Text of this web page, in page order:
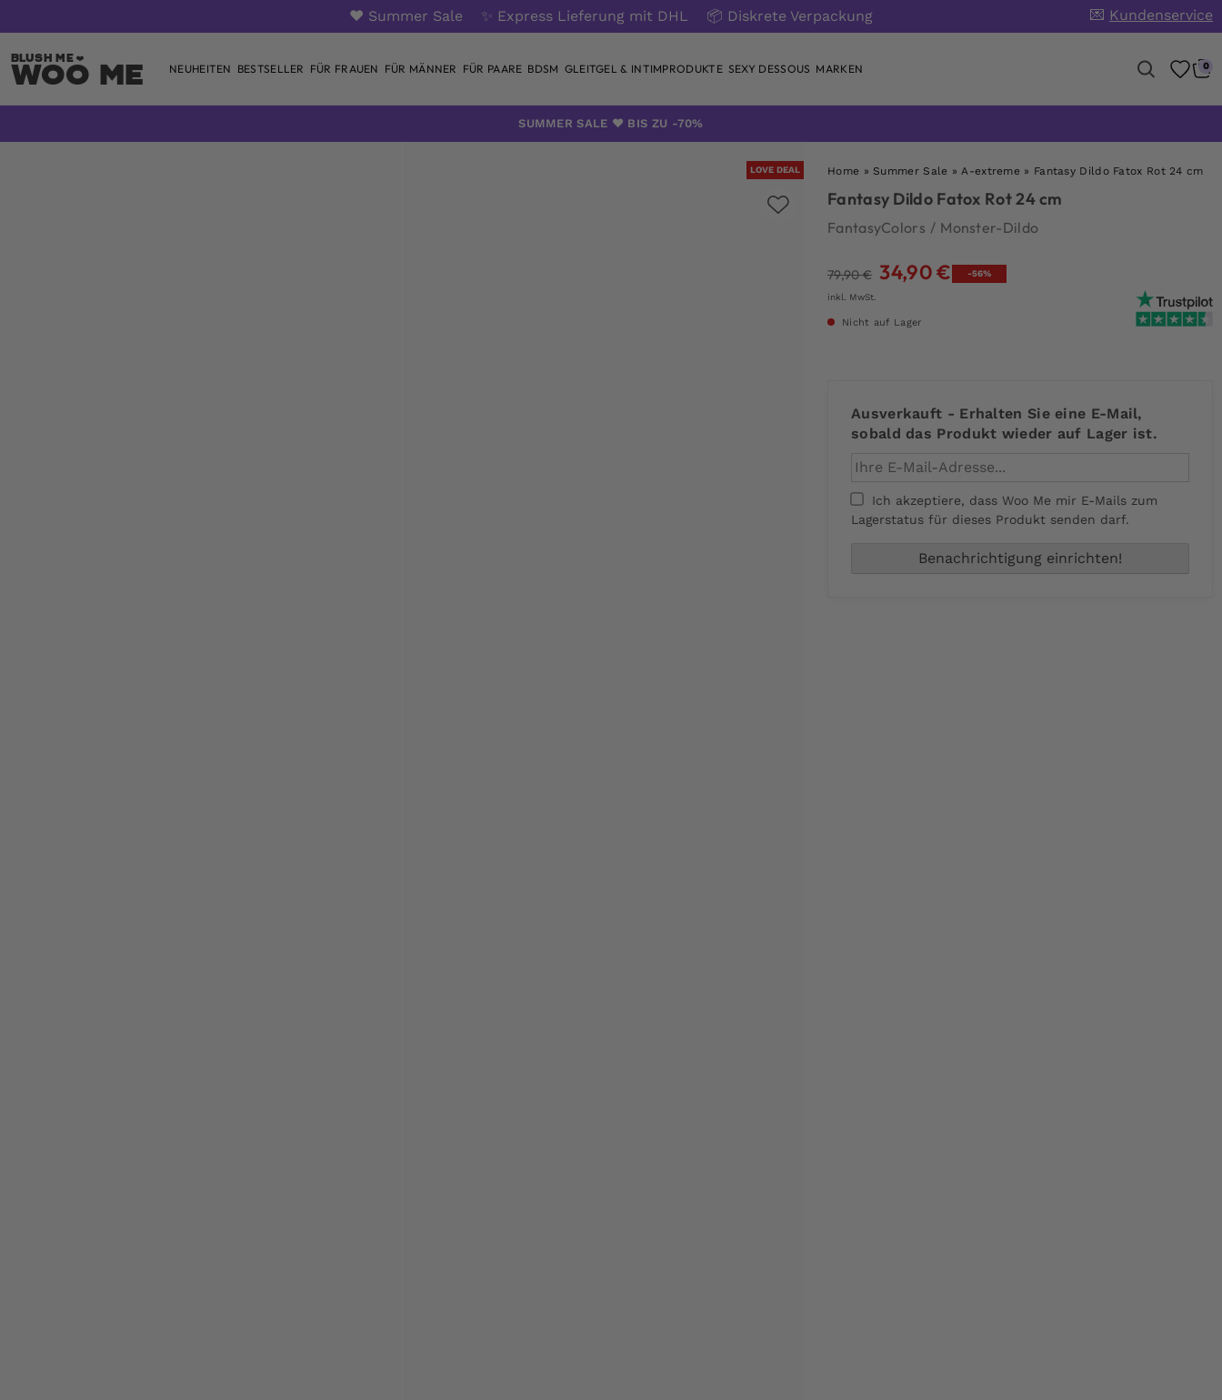
❤️ Summer Sale ✨ Express Lieferung mit DHL 📦 Diskrete Verpackung 💌 Kundenservice
Woo Me NEUHEITEN BESTSELLER FÜR FRAUEN FÜR MÄNNER FÜR PAARE BDSM GLEITGEL & INTIMPRODUKTE SEXY DESSOUS MARKEN 0
SUMMER SALE ❤️ BIS ZU -70%
LOVE DEAL Home »Summer Sale »A-extreme » Fantasy Dildo Fatox Rot 24 cm
Fantasy Dildo Fatox Rot 24 cm
FantasyColors / Monster-Dildo
79,90€ Ursprünglicher
79,90 €
34,90€ Aktueller
-56%
inkl. MwSt.
Nicht auf Lager
Ausverkauft - Erhalten Sie eine E-Mail,
sobald das Produkt wieder auf Lager ist.
Ich akzeptiere, dass Woo Me mir E-Mails zum
Lagerstatus für dieses Produkt senden darf.